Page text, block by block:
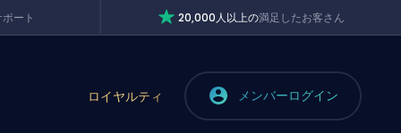
ート 20,000人以上の満足したお客さん
ロイヤルティ メンバーログイン